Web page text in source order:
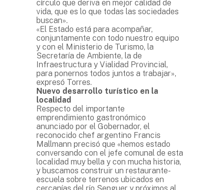
círculo que deriva en mejor calidad de
vida, que es lo que todas las sociedades
buscan».
«El Estado está para acompañar,
conjuntamente con todo nuestro equipo
y con el Ministerio de Turismo, la
Secretaría de Ambiente, la de
Infraestructura y Vialidad Provincial,
para ponernos todos juntos a trabajar»,
expresó Torres.
Nuevo desarrollo turístico en la
localidad
Respecto del importante
emprendimiento gastronómico
anunciado por el Gobernador, el
reconocido chef argentino Francis
Mallmann precisó que «hemos estado
conversando con el jefe comunal de esta
localidad muy bella y con mucha historia,
y buscamos construir un restaurante-
escuela sobre terrenos ubicados en
cercanías del río Senguer y próximos al